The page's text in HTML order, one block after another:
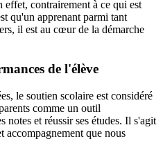
effet, contrairement à ce qui est
qu'un apprenant parmi tant
il est au cœur de la démarche
de l'élève
le soutien scolaire est considéré
comme un outil
notes et réussir ses études. Il s'agit
accompagnement que nous